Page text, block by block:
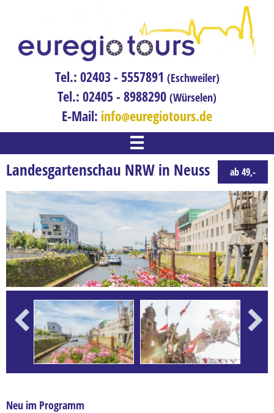
Tel.: 02403 - 5557891 (Eschweiler)
Tel.: 02405 - 8988290 (Würselen)
E-Mail: info euregiotours.de
WILLKOMMEN
Adventreise
Bahnreisen
Blumenreise
Erlebnisreise
Ferien
Flusskreuzfahrten
Frühbucher-Reise
Gesundheitsreise
ab 49,-
Landesgartenschau NRW in Neuss
Previous
Neu im Programm